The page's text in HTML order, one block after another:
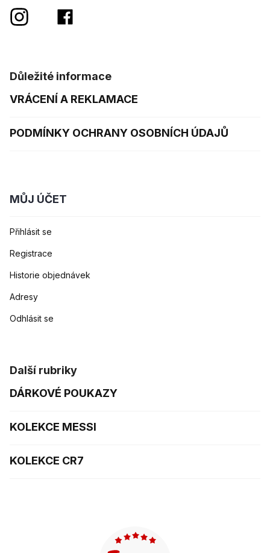
Důležité informace
VRÁCENÍ A REKLAMACE
PODMÍNKY OCHRANY OSOBNÍCH ÚDAJŮ
MŮJ ÚČET
Přihlásit se
Registrace
Historie objednávek
Adresy
Odhlásit se
Další rubriky
DÁRKOVÉ POUKAZY
KOLEKCE MESSI
KOLEKCE CR7